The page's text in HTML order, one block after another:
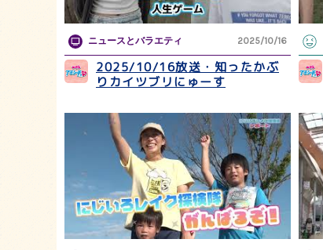
ニュースとバラエティ 2025/10/16
2025/10/16放送・知ったかぶ
りカイツブリにゅーす